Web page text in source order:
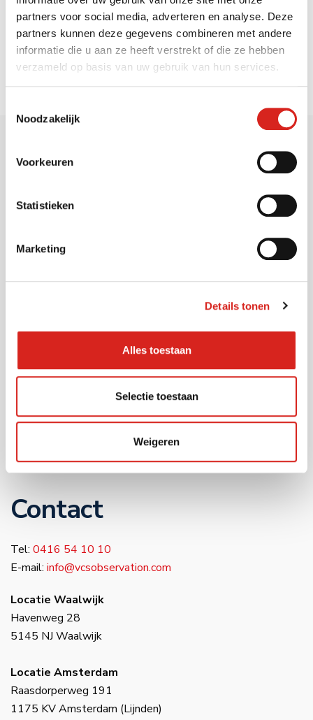
partners voor social media, adverteren en analyse. Deze
partners kunnen deze gegevens combineren met andere
informatie die u aan ze heeft verstrekt of die ze hebben
verzameld op basis van uw gebruik van hun services.
Noodzakelijk
Voorkeuren
Statistieken
Marketing
Details tonen
Alles toestaan
Selectie toestaan
Weigeren
Zoeken op de website
Sectoren
Gemeenten
Warehousing
Bouwsector
Luchthavens
Industrie
Contact
Tel: 0416 54 10 10
E-mail: info@vcsobservation.com
Locatie Waalwijk
Havenweg 28
5145 NJ Waalwijk
Locatie Amsterdam
Raasdorperweg 191
1175 KV Amsterdam (Lijnden)